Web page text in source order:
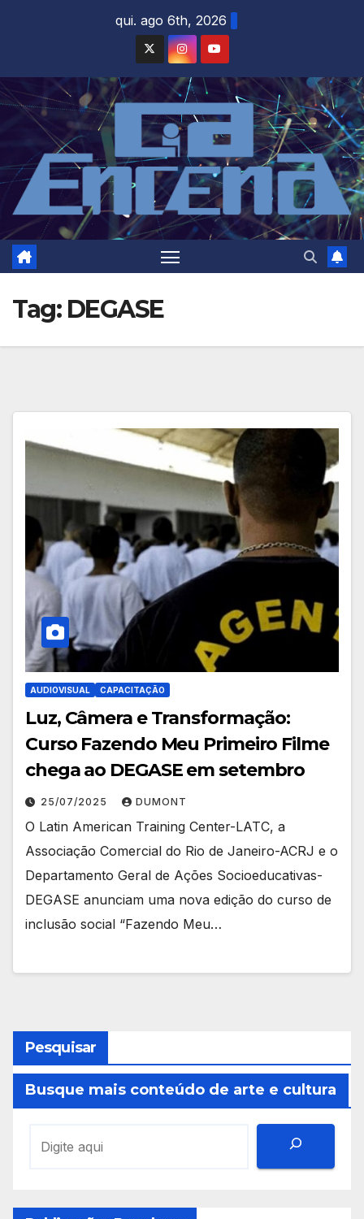
qui. ago 6th, 2026
Tag: DEGASE
AUDIOVISUAL CAPACITAÇÃO
Luz, Câmera e Transformação:
Curso Fazendo Meu Primeiro Filme
chega ao DEGASE em setembro
25/07/2025 DUMONT
O Latin American Training Center-LATC, a
Associação Comercial do Rio de Janeiro-ACRJ e o
Departamento Geral de Ações Socioeducativas-
DEGASE anunciam uma nova edição do curso de
inclusão social “Fazendo Meu…
Pesquisar
Busque mais conteúdo de arte e cultura